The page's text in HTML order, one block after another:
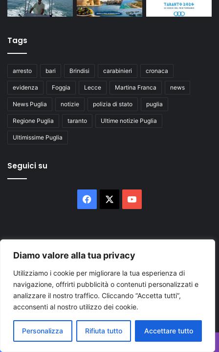
Diamo valore alla tua privacy
Utilizziamo i cookie per migliorare la tua esperienza di
navigazione, offrirti pubblicità o contenuti personalizzati e
analizzare il nostro traffico. Cliccando “Accetta tutti”,
acconsenti al nostro utilizzo dei cookie.
Personalizza Rifiuta tutto Accettare tutto
Tags
arresto bari Brindisi carabinieri cronaca
evidenza Foggia Lecce Martina Franca news
News Puglia notizie polizia di stato puglia
Regione Puglia taranto Ultime notizie Puglia
Ultimissime Puglia
Seguici su
Facebook You
tuo
indirizzo
mail